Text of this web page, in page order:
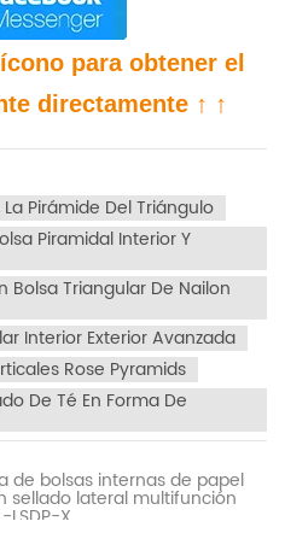
para obtener el
directamente ↑ ↑
Pirámide Del Triángulo
Piramidal Interior Y
Bolsa Triangular De Nailon
Interior Exterior Avanzada
Rose Pyramids
De Té En Forma De
de bolsas internas de papel
sellado lateral multifunción
X